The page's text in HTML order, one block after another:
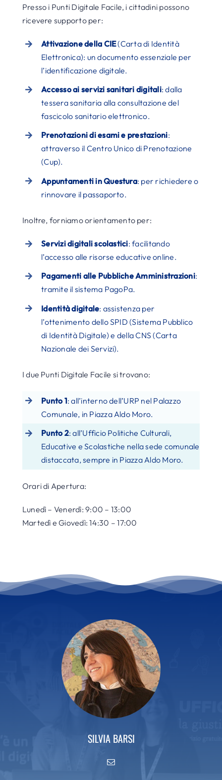
Presso i Punti Digitale Facile, i cittadini possono
ricevere supporto per:
Attivazione della CIE(Carta di Identità
Elettronica): un documento essenziale per
l’identificazione digitale.
Accesso ai servizi sanitari digitali: dalla
tessera sanitaria alla consultazione del
fascicolo sanitario elettronico.
Prenotazioni di esami e prestazioni:
attraverso il Centro Unico di Prenotazione
(Cup).
Appuntamenti in Questura: per richiedere o
rinnovare il passaporto.
Inoltre, forniamo orientamento per:
Servizi digitali scolastici: facilitando
l’accesso alle risorse educative online.
Pagamenti alle Pubbliche Amministrazioni:
tramite il sistema PagoPa.
Identità digitale: assistenza per
l’ottenimento dello SPID (Sistema Pubblico
di Identità Digitale) e della CNS (Carta
Nazionale dei Servizi).
I due Punti Digitale Facile si trovano:
Punto 1: all’interno dell’URP nel Palazzo
Comunale, in Piazza Aldo Moro.
Punto 2: all’Ufficio Politiche Culturali,
Educative e Scolastiche nella sede comunale
distaccata, sempre in Piazza Aldo Moro.
Orari di Apertura:
Lunedì – Venerdì: 9:00 – 13:00
Martedì e Giovedì: 14:30 – 17:00
SILVIA BARSI